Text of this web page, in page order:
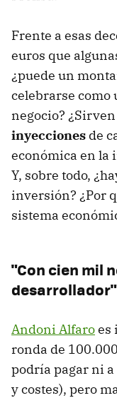
Frente a esas
euros que
¿puede un
celebrarse como
negocio?
inyecciones de
económica en
Y, sobre todo,
inversión? ¿Por
sistema
"Con cien mil
desarrollador"
Andoni Alfaroes
ronda de
podría pagar ni
y costes), pero